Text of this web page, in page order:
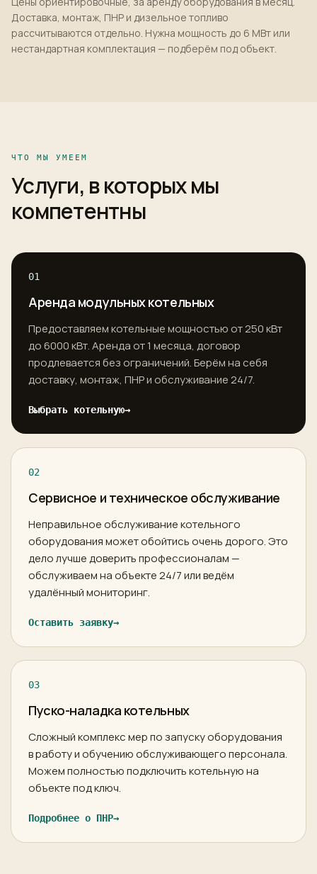
Доставка, монтаж, ПНР и дизельное топливо
рассчитываются отдельно. Нужна мощность до 6 МВт или
нестандартная комплектация — подберём под объект.
ЧТО МЫ УМЕЕМ
Услуги, в которых мы
компетентны
01
Аренда модульных котельных
Предоставляем котельные мощностью от 250 кВт
до 6000 кВт. Аренда от 1 месяца, договор
продлевается без ограничений. Берём на себя
доставку, монтаж, ПНР и обслуживание 24/7.
Выбрать котельную→
02
Сервисное и техническое обслуживание
Неправильное обслуживание котельного
оборудования может обойтись очень дорого. Это
дело лучше доверить профессионалам —
обслуживаем на объекте 24/7 или ведём
удалённый мониторинг.
Оставить заявку→
03
Пуско-наладка котельных
Сложный комплекс мер по запуску оборудования
в работу и обучению обслуживающего персонала.
Можем полностью подключить котельную на
объекте под ключ.
Подробнее о ПНР→